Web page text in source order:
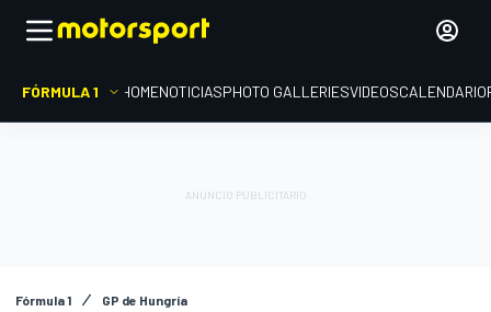
FÓRMULA 1 HOMENOTICIASPHOTO GALLERIESVIDEOSCALENDARIO
Fórmula 1 GP de Hungría